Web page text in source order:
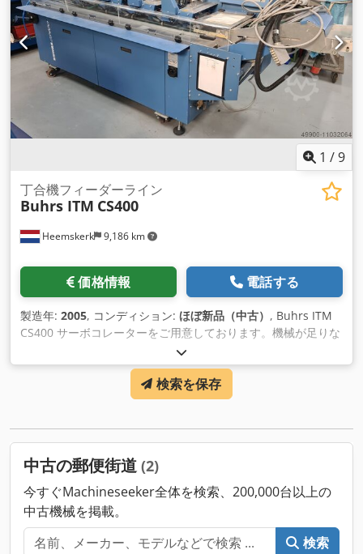
1 /9
Heemskerk 9,186 km
丁合機フィーダーライン
Buhrs ITM CS400
価格情報 電話する
製造年: 2005, コンディション: ほぼ新品（中古） , Buhrs ITM
CS400 サーボコレーターをご用意しております。機械が足りな
い？このラインではフィーダーを6つ追加できます！
Dkodpemuzuaofx Aqver 製造年は2005年で、あまり使用され
ていません。しかし、弊社ではこの丁合機にフィーダーを取り
付けることができます。ロータリーフィ ーダーとフリクション
検索を保存
中古の郵便街道 (2)
今すぐMachineseeker全体を検索、200,000台以上の
中古機械を掲載。
検索